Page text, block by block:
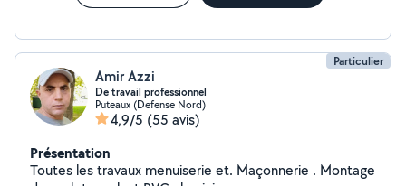
Particulier
Amir Azzi
De travail professionnel
Puteaux (Defense Nord)
4,9/5 (55 avis)
Présentation
Toutes les travaux menuiserie et. Maçonnerie . Montage